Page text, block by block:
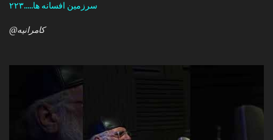
سرزمین افسانه ها.....۲۲۳
@کامرانیه